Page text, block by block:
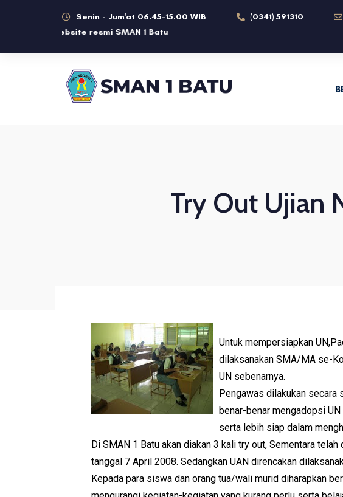
Senin - Jum'at 06.45-15.00 WIB (0341) 591310
di Website resmi SMAN 1 Batu
Try Out Ujian
Untuk mempersiapkan
dilaksanakan SMA/MA se-
UN sebenarnya.
Pengawas dilakukan secara
benar-benar mengadopsi
serta lebih siap dalam
Di SMAN 1 Batu akan diakan 3 kali try out, Sementara
tanggal 7 April 2008. Sedangkan UAN direncakan
Kepada para siswa dan orang tua/wali murid diharapkan